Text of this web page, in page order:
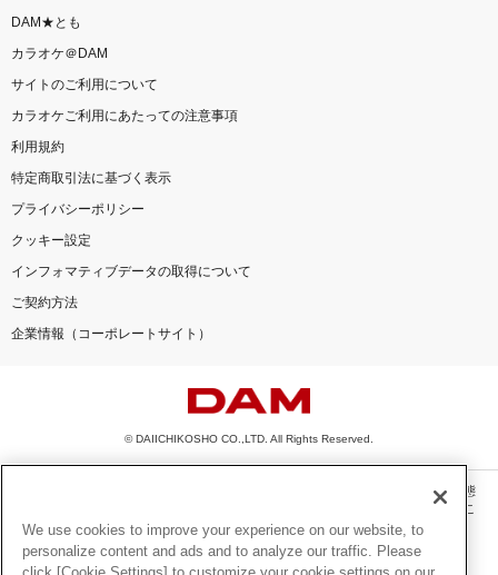
DAM★とも
カラオケ＠DAM
サイトのご利用について
カラオケご利用にあたっての注意事項
利用規約
特定商取引法に基づく表示
プライバシーポリシー
クッキー設定
インフォマティブデータの取得について
ご契約方法
企業情報（コーポレートサイト）
© DAIICHIKOSHO CO.,LTD. All Rights Reserved.
このサイトに掲載されている一切の文章・画像・写真・動画・音声等を、手段や形態
を問わず、著作権法の定める範囲を超えて無断で複製、転載、ファイル化などするこ
とを禁じます。
楽曲及びコンテンツは、機種によりご利用いただけない場合があります。
We use cookies to improve your experience on our website, to
personalize content and ads and to analyze our traffic. Please